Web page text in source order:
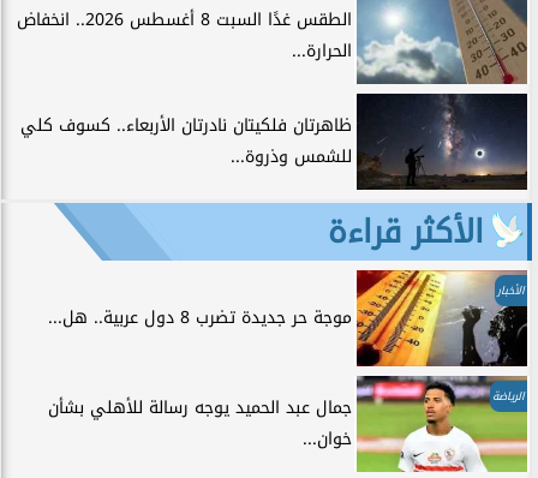
الطقس غدًا السبت 8 أغسطس 2026.. انخفاض
الحرارة...
ظاهرتان فلكيتان نادرتان الأربعاء.. كسوف كلي
للشمس وذروة...
الأكثر قراءة
الأخبار
موجة حر جديدة تضرب 8 دول عربية.. هل...
الرياضة
جمال عبد الحميد يوجه رسالة للأهلي بشأن
خوان...